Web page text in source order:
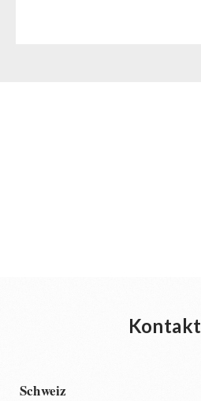
Kontakt
Schweiz